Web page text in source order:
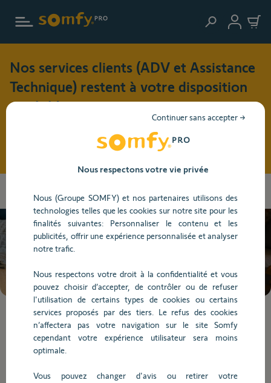
Nos services clients (ADV et Assistance
Technique) restent à votre disposition
cet été !
Pendant cette période de vacances (du 3 au 17 août 2026),
nos horaires d'ouverture seront modifiés : du lundi au jeudi
: 8h30 - 17h30 et le vendredi : 8h30 - 16h30
redirigé
description
détaillée
question.
Dépannage
Besoin d’aide ?
Lorsque
valeurs
Dépannage
Nous respectons votre vie privée
Nous (Groupe SOMFY) et nos partenaires utilisons des
technologies telles que les cookies sur notre site pour les
finalités suivantes: Personnaliser le contenu et les
publicités, offrir une expérience personnalisée et analyser
notre trafic.
Nous respectons votre droit à la confidentialité et vous
pouvez choisir d’accepter, de contrôler ou de refuser
l'utilisation de certains types de cookies ou certains
services proposés par des tiers. Le refus des cookies
n’affectera pas votre navigation sur le site Somfy
cependant votre expérience utilisateur sera moins
optimale.
Vous pouvez changer d'avis ou retirer votre
Continuer sans accepter →